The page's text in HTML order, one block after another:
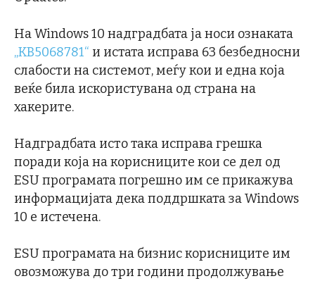
На Windows 10 надградбата ја носи ознаката
„KB5068781“ и истата исправа 63 безбедносни
слабости на системот, меѓу кои и една која
веќе била искористувана од страна на
хакерите.
Надградбата исто така исправа грешка
поради која на корисниците кои се дел од
ESU програмата погрешно им се прикажува
информацијата дека поддршката за Windows
10 е истечена.
ESU програмата на бизнис корисниците им
овозможува до три години продолжување